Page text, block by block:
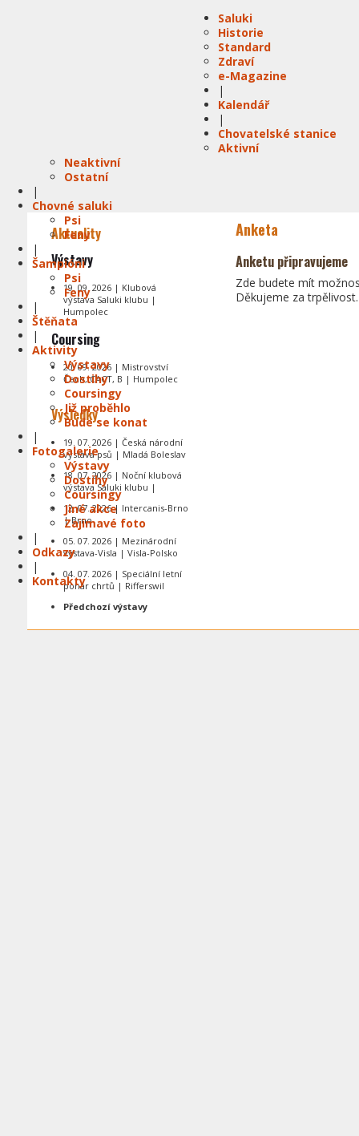
Saluki
Historie
Standard
Zdraví
e-Magazine
|
Kalendář
|
Chovatelské stanice
Aktivní
Neaktivní
Ostatní
|
Chovné saluki
Psi
Feny
|
Šampióni
Psi
Feny
|
Štěňata
|
Aktivity
Výstavy
Dostihy
Coursingy
Již proběhlo
Bude se konat
|
Fotogalerie
Výstavy
Dostihy
Coursingy
Jiné akce
Zajímavé foto
|
Odkazy
|
Kontakty
Anketa
Anketu připravujeme
Zde budete mít
Děkujeme za trpělivost.
Aktuality
Výstavy
19. 09. 2026 | Klubová
výstava Saluki klubu |
Humpolec
Coursing
20. 09. 2026 | Mistrovství
Čech, CACT, B | Humpolec
Výsledky
19. 07. 2026 | Česká národní
výstava psů | Mladá Boleslav
18. 07. 2026 | Noční klubová
výstava Saluki klubu |
12. 07. 2026 | Intercanis-Brno
| Brno
05. 07. 2026 | Mezinárodní
výstava-Visla | Visla-Polsko
04. 07. 2026 | Speciální letní
pohár chrtů | Rifferswil
Předchozí výstavy